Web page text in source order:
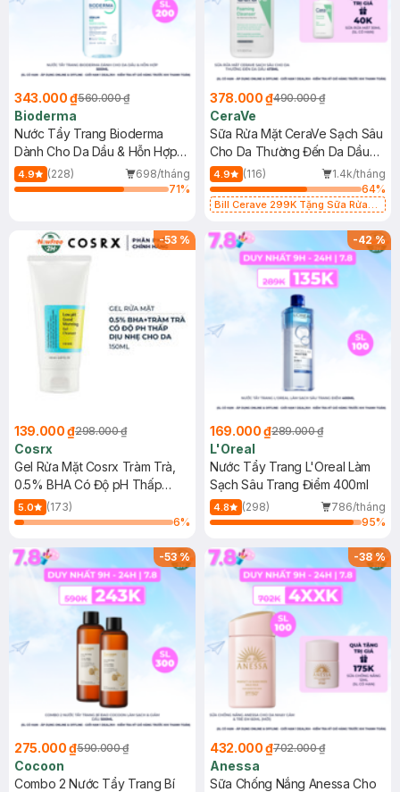
343.000 ₫560.000 ₫
Bioderma
Nước Tẩy Trang Bioderma
Dành Cho Da Dầu & Hỗn Hợp
500ml
4.9 (228)
698/tháng
71%
378.000 ₫490.000 ₫
CeraVe
Sữa Rửa Mặt CeraVe Sạch Sâu
Cho Da Thường Đến Da Dầu
473ml
4.9 (116)
1.4k/tháng
64%
Bill Cerave 299K Tặng Sữa Rửa
-53 %
139.000 ₫298.000 ₫
Cosrx
Gel Rửa Mặt Cosrx Tràm Trà,
0.5% BHA Có Độ pH Thấp
150ml
5.0
(173)
6%
-42%
169.000 ₫289.000 ₫
L'Oreal
Nước Tẩy Trang L'Oreal Làm
Sạch Sâu Trang Điểm 400ml
4.8 (298)
786/tháng
95%
-53%
275.000 ₫590.000 ₫
Cocoon
Combo 2 Nước Tẩy Trang Bí
-38%
432.000 ₫702.000 ₫
Anessa
Sữa Chống Nắng Anessa Cho